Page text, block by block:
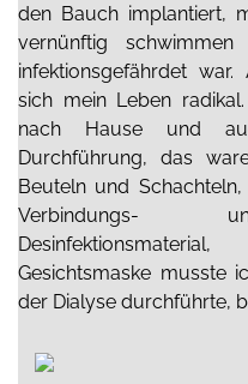
den Bauch implantiert,
vernünftig
infektionsgefährdet
sich mein Leben
nach Hause und
Durchführung, das
Beuteln und
Verbindungs-
Gesichtsmaske musste
der Dialyse durchführte,